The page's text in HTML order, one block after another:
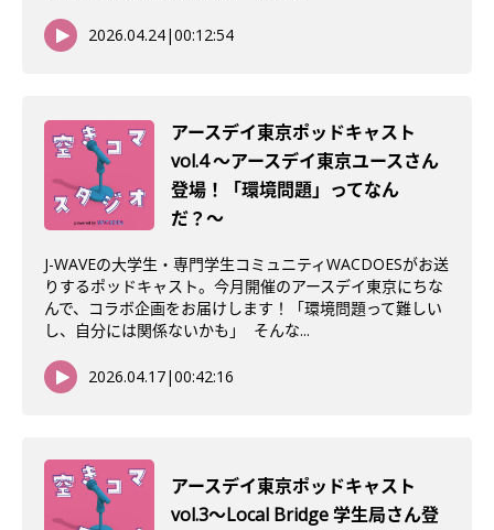
2026.04.24|00:12:54
アースデイ東京ポッドキャスト
vol.4 〜アースデイ東京ユースさん
登場！「環境問題」ってなん
だ？〜
J-WAVEの大学生・専門学生コミュニティWACDOESがお送
りするポッドキャスト。今月開催のアースデイ東京にちな
んで、コラボ企画をお届けします！「環境問題って難しい
し、自分には関係ないかも」 そんな...
2026.04.17|00:42:16
アースデイ東京ポッドキャスト
vol.3〜Local Bridge 学生局さん登